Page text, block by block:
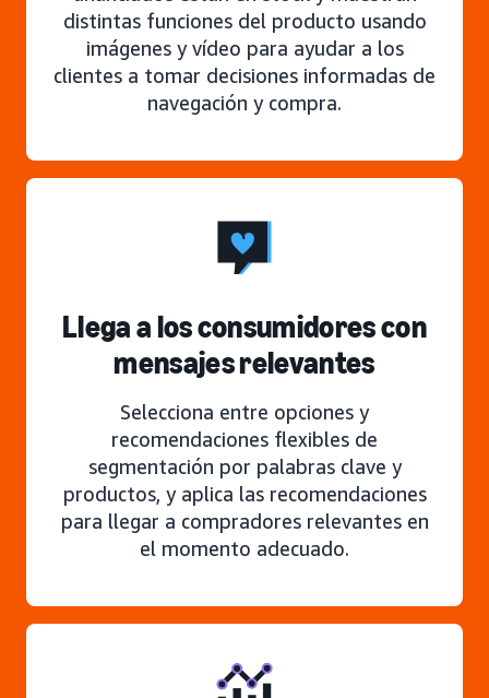
distintas funciones del producto usando
imágenes y vídeo para ayudar a los
clientes a tomar decisiones informadas de
navegación y compra.
Llega a los consumidores con
mensajes relevantes
Selecciona entre opciones y
recomendaciones flexibles de
segmentación por palabras clave y
productos, y aplica las recomendaciones
para llegar a compradores relevantes en
el momento adecuado.